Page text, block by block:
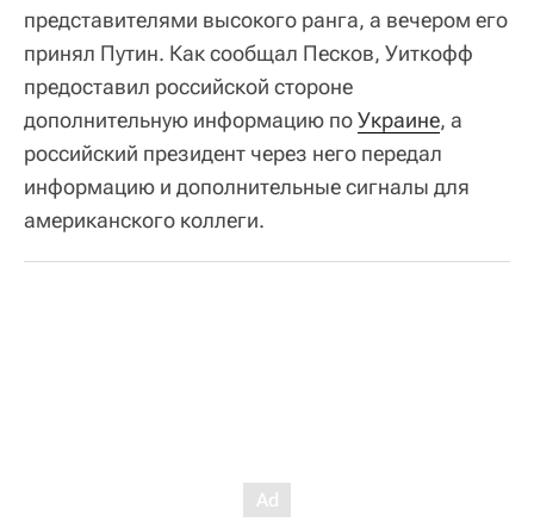
представителями высокого ранга, а вечером его
принял Путин. Как сообщал Песков, Уиткофф
предоставил российской стороне
дополнительную информацию поУкраине, а
российский президент через него передал
информацию и дополнительные сигналы для
американского коллеги.